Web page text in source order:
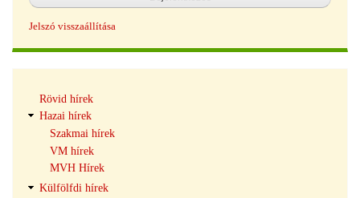
Jelszó visszaállítása
navigáció
Rövid hírek
Hazai hírek
Szakmai hírek
VM hírek
MVH Hírek
Külfölfdi hírek